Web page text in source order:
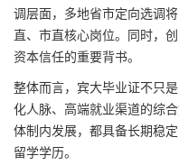
调层面，多地省市定向选调
直、市直核心岗位。同时，
资本信任的重要背书。
整体而言，宾大毕业证不只
化人脉、高端就业渠道的综
体制内发展，都具备长期稳
留学学历。